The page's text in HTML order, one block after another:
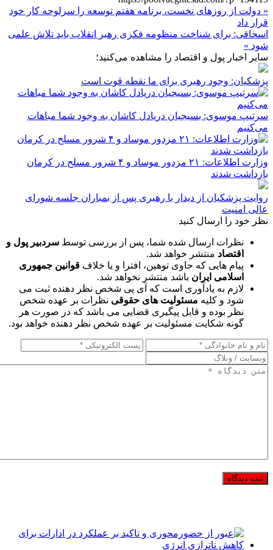
« دولت از روزهای نخست، برنامه هفتم توسعه را سرلوحه کار خود
قرار داد
اسحاقی: برای شناخت منظومه فکری رهبر انقلاب باید تلاش علمی
شود »
سایر اخبار پول و اقتصاد را مشاهده می‌کنید؛
پزشکیان: وجود رهبری برای ما نقطه قوت است
سرتیپ موسوی: بسیجیان دریادل کاشان به وجود شما مباهات
می‌کنیم
وزارت اطلاعات: ۲۱ مزدور موساد و ۴ شرور مسلح در کرمان
بازداشت شدند
روایت پزشکیان از دیدار با رهبری پس از بمباران جلسه شورای
عالی امنیت
نظر خود را ارسال کنید
نظرات ارسال شده شما، پس از بررسی توسط سردبیر پول و
اقتصاد منتشر خواهد شد.
پیام هایی که حاوی توهین، افترا و یا خلاف قوانین جمهوری
اسلامی ایران باشد منتشر نخواهد شد.
لازم به یادآوری است که آی پی شخص نظر دهنده ثبت می
شود و کلیه مسئولیت های حقوقی نظرات بر عهده شخص
نظر بوده و قابل پیگیری قضایی می باشد که در صورت هر
گونه شکایت مسئولیت بر عهده شخص نظر دهنده خواهد بود.